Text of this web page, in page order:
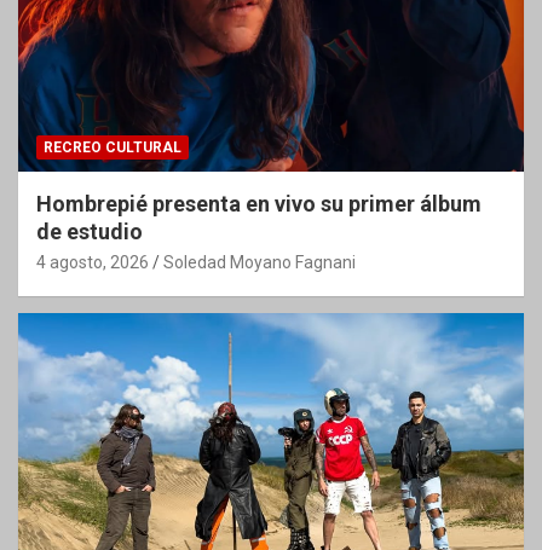
RECREO CULTURAL
Hombrepié presenta en vivo su primer álbum
de estudio
4 agosto, 2026 Soledad Moyano Fagnani